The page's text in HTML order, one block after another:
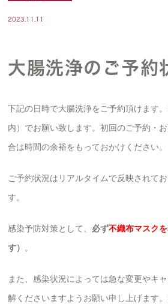
2023.11.11
大腸洗浄のご予約
下記の日時で大腸洗浄をご予約頂けます
内）でお願い致します。初回のご予約・
合は時間の余裕をもっておかけください。
ご予約状況はリアルタイムで反映されて
す。
感染予防対策として、 必ず不織布マスク
す）
。
また、感染状況によっては急な変更やキ
解くださいますようお願い申し上げます